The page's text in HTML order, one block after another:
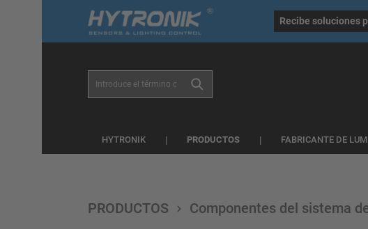
general.skipToNavigation
Recibe soluciones
HYTRONIK FABRICANTE DE
PRODUCTOS Componentes del sistema